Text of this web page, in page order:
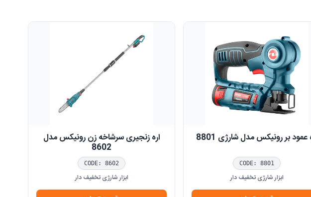
عمود بر رونیکس مدل شارژی 8801
CODE: 8801
ابزار شارژی تخفیف دار
اره زنجیری سرشاخه زن رونیکس مدل
8602
CODE: 8602
ابزار شارژی تخفیف دار